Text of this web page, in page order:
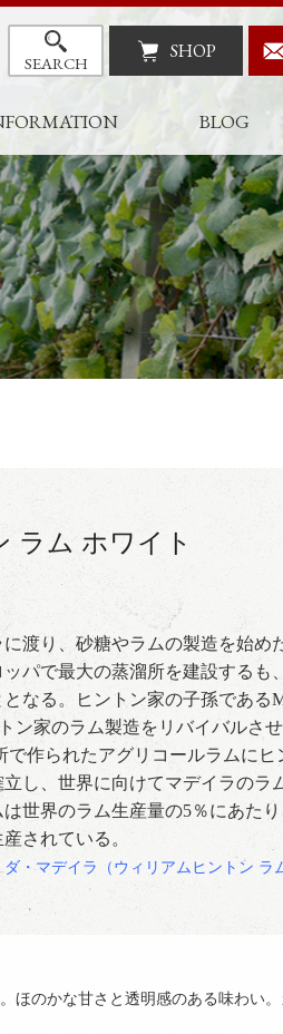
SEARCH SHOP
BLOG
ラム ホワイト
渡り、砂糖やラムの製造を始め
パで最大の蒸溜所を建設するも
なる。ヒントン家の子孫である
ン家のラム製造をリバイバルさ
作られたアグリコールラムにヒ
し、世界に向けてマデイラのラ
世界のラム生産量の5％にあた
されている。
・マデイラ（ウィリアムヒントン ラ
ほのかな甘さと透明感のある味わい。